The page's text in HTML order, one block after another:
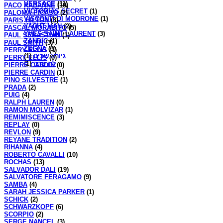
VERSACE (11)
VICTORIAS SECRET (1)
VISCONTI DI MODRONE (1)
YACHT MAN(2)
YVES SAINT LAURENT (3)
ZANDIC(1)
ZEGNA(3)
גיורא שביט(1)
לה סרה(1)
PACO RABANNE (10)
PALOMA PICASO(2)
PARIS HILTON(3)
PASCAL MORABITO(5)
PAUL SEBASTIAN(1)
PAUL SMITH(3)
PERRY ELLIS (1)
PERRY ELLIS(0)
PIERRE CARDIN(0)
PIERRE CARDIN (1)
PINO SILVESTRE (1)
PRADA (2)
PUIG (4)
RALPH LAUREN (0)
RAMON MOLVIZAR (1)
REMIMISCENCE (3)
REPLAY (0)
REVLON (9)
REYANE TRADITION (2)
RIHANNA (4)
ROBERTO CAVALLI (10)
ROCHAS (13)
SALVADOR DALI (19)
SALVATORE FERAGAMO (9)
SAMBA (4)
SARAH JESSICA PARKER (1)
SCHICK (2)
SCHWARZKOPF (6)
SCORPIO (2)